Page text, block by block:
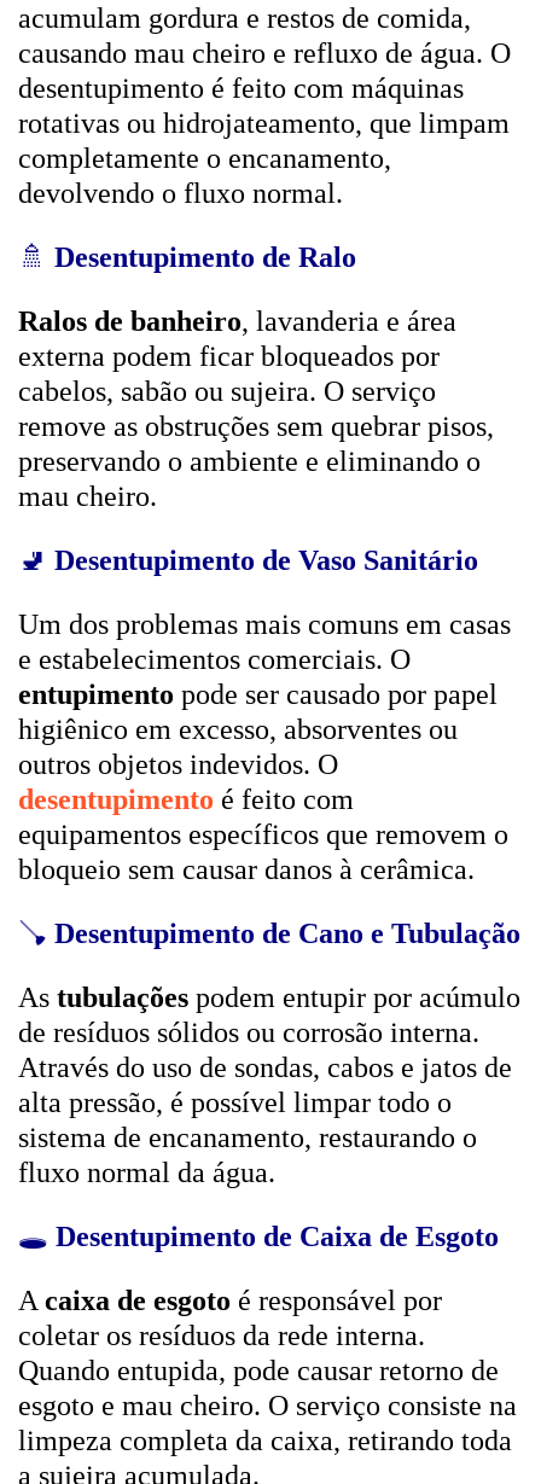
acumulam gordura e restos de comida,
causando mau cheiro e refluxo de água. O
desentupimento é feito com máquinas
rotativas ou hidrojateamento, que limpam
completamente o encanamento,
devolvendo o fluxo normal.
🚿 Desentupimento de Ralo
Ralos de banheiro, lavanderia e área
externa podem ficar bloqueados por
cabelos, sabão ou sujeira. O serviço
remove as obstruções sem quebrar pisos,
preservando o ambiente e eliminando o
mau cheiro.
🚽 Desentupimento de Vaso Sanitário
Um dos problemas mais comuns em casas
e estabelecimentos comerciais. O
entupimento pode ser causado por papel
higiênico em excesso, absorventes ou
outros objetos indevidos. O
desentupimento é feito com
equipamentos específicos que removem o
bloqueio sem causar danos à cerâmica.
🪠 Desentupimento de Cano e Tubulação
As tubulações podem entupir por acúmulo
de resíduos sólidos ou corrosão interna.
Através do uso de sondas, cabos e jatos de
alta pressão, é possível limpar todo o
sistema de encanamento, restaurando o
fluxo normal da água.
🕳️ Desentupimento de Caixa de Esgoto
A caixa de esgoto é responsável por
coletar os resíduos da rede interna.
Quando entupida, pode causar retorno de
esgoto e mau cheiro. O serviço consiste na
limpeza completa da caixa, retirando toda
a sujeira acumulada.